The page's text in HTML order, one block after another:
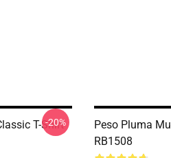
T-Shirt
-20%
Peso Pluma
RB1508